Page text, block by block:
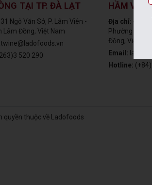
TẠI TP. ĐÀ LẠT
Ngô Văn Sở, P. Lâm Viên -
Lâm Đồng, Việt Nam
520 290
HẦM
Địa chỉ:
Điểm
Phường Xuân
Đồng, Việt Nam
Email:
Hotline:
quyền thuộc về Ladofoods